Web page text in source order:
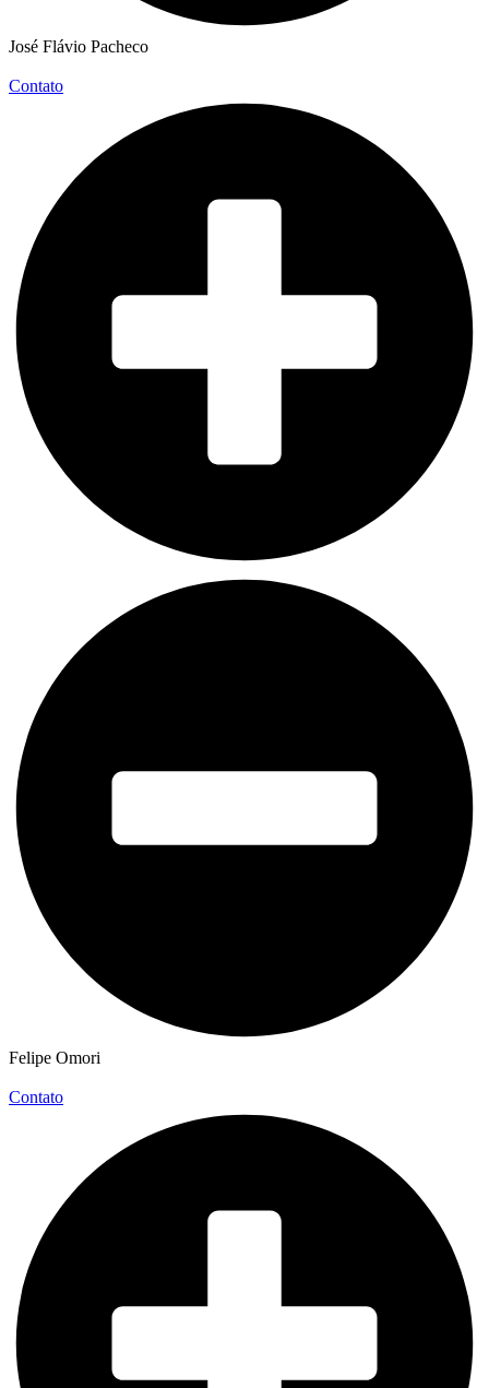
José Flávio Pacheco
Contato
Felipe Omori
Contato